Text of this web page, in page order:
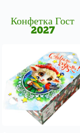
Конфетка Гост
2027